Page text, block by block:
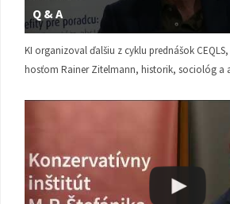
Q & A
KI organizoval ďalšiu z cyklu prednášok
hosťom Rainer Zitelmann, historik, sociológ